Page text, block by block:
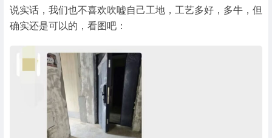
说实话，我们也不喜欢吹嘘自己工地，工艺多好，多牛，但
确实还是可以的，看图吧：